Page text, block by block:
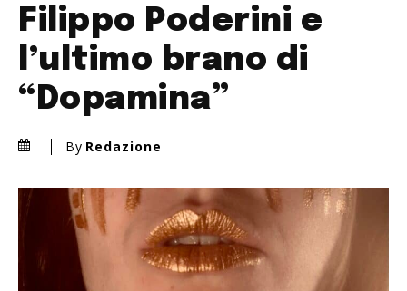
Filippo Poderini e
l’ultimo brano di
“Dopamina”
By Redazione